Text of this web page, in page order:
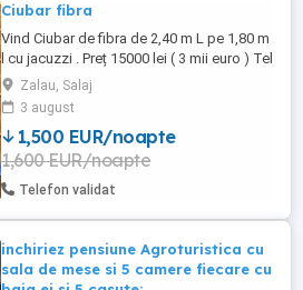
Ciubar fibra
Vind Ciubar de fibra de 2,40 m L pe 1,80 m
l cu jacuzzi . Preț 15000 lei ( 3 mii euro ) Tel
. Se poate vedea in loc Vinatori com
Ciucea Jud Cluj
Zalau, Salaj
3 august
1,500 EUR/noapte
1,600 EUR/noapte
Telefon validat
inchiriez pensiune Agroturistica cu
sala de mese si 5 camere fiecare cu